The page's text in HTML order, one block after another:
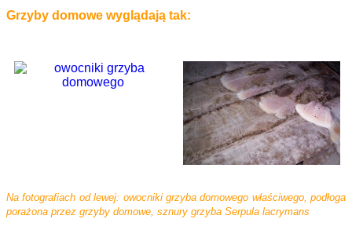
Grzyby domowe wyglądają tak:
Na fotografiach od lewej: owocniki grzyba domowego właściwego, podłoga
porażona przez grzyby domowe, sznury grzyba Serpula lacrymans